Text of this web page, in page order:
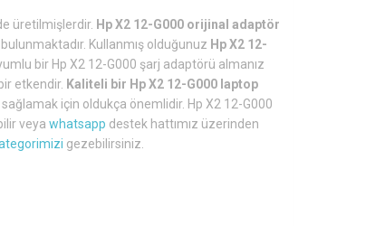
üretilmişlerdir. Hp X2 12-G000 orijinal adaptör
Kullanmış olduğunuz Hp X2 12-
bir Hp X2 12-G000 şarj adaptörü almanız
etkendir. Kaliteli bir Hp X2 12-G000 laptop
için oldukça önemlidir. Hp X2 12-G000
veya whatsapp destek hattımız üzerinden
gezebilirsiniz.